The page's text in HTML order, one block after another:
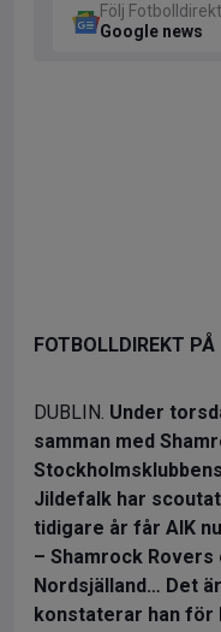
Följ
Google news
FOTBOLLDIREKT
DUBLIN. Under
samman med
Jildefalk har
tidigare år får AIK
– Shamrock Rovers
Nordsjälland… Det
konstaterar han för